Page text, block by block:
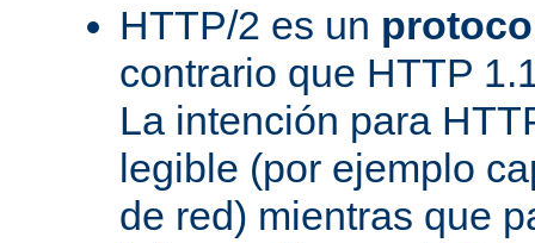
HTTP/2 es un
contrario que HTTP
La intención para
legible (por ejemplo
de red) mientras que